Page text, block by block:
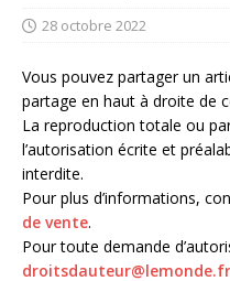
28 octobre 2022
Vous pouvez partager un
partage en haut à droite de
La reproduction totale ou
l’autorisation écrite et
interdite.
Pour plus d’informations,
de vente.
Pour toute demande
droitsdauteur@lemonde.fr